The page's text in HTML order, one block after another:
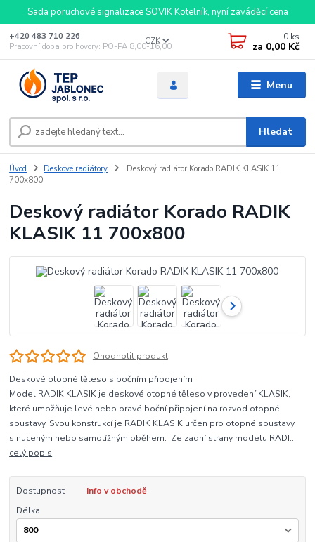
Sada poruchové signalizace SOVIK Kotelník, nyní zaváděcí cena
Menu
CZK
Hledat
+420 483 710 226
Pracovní doba pro hovory: PO-PA 8,00-16,00
0 ks
za 0,00 Kč
Úvod Deskové radiátory
Deskový radiátor Korado RADIK KLASIK 11
700x800
Deskový radiátor Korado RADIK
KLASIK 11 700x800
Ohodnotit produkt
Deskové otopné těleso s bočním připojením
Model RADIK KLASIK je deskové otopné těleso v provedení KLASIK,
které umožňuje levé nebo pravé boční připojení na rozvod otopné
soustavy. Svou konstrukcí je RADIK KLASIK určen pro otopné soustavy
s nuceným nebo samotížným oběhem. Ze zadní strany modelu RADI...
celý popis
Dostupnost
info v obchodě
Délka